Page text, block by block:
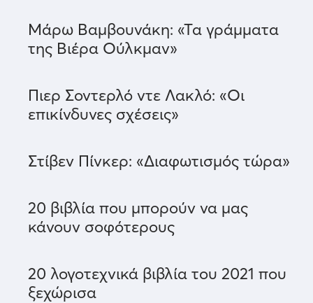
Μάρω Βαμβουνάκη: «Τα γράμματα
της Βιέρα Ούλκμαν»
Πιερ Σοντερλό ντε Λακλό: «Οι
επικίνδυνες σχέσεις»
Στίβεν Πίνκερ: «Διαφωτισμός τώρα»
20 βιβλία που μπορούν να μας
κάνουν σοφότερους
20 λογοτεχνικά βιβλία του 2021 που
ξεχώρισα